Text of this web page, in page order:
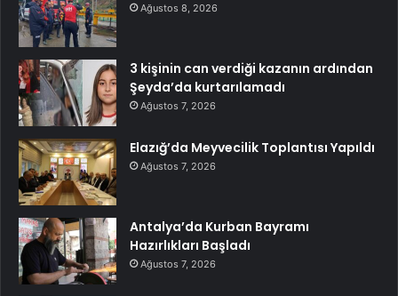
Ağustos 8, 2026
3 kişinin can verdiği kazanın ardından
Şeyda’da kurtarılamadı
Ağustos 7, 2026
Elazığ’da Meyvecilik Toplantısı Yapıldı
Ağustos 7, 2026
Antalya’da Kurban Bayramı
Hazırlıkları Başladı
Ağustos 7, 2026